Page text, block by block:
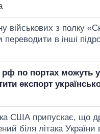
військових з полку
переводити в інші
по портах можуть
експорт
США припускає, що
біля літака України